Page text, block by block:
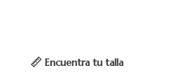
Encuentra tu talla